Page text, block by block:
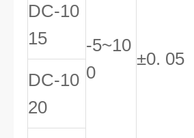
-5~10
0
±0. 05
DC-10
15
DC-10
20